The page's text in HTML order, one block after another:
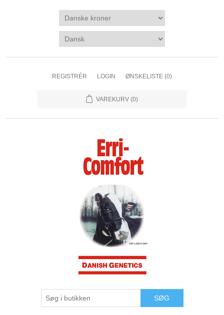
REGISTRÉR LOGIN ØNSKELISTE (0)
VAREKURV (0)